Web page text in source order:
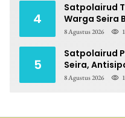
4
Satpolairud
Warga Seira
Berpotensi
8 Agustus 2026
5
Satpolairud
Seira,
8 Agustus 2026